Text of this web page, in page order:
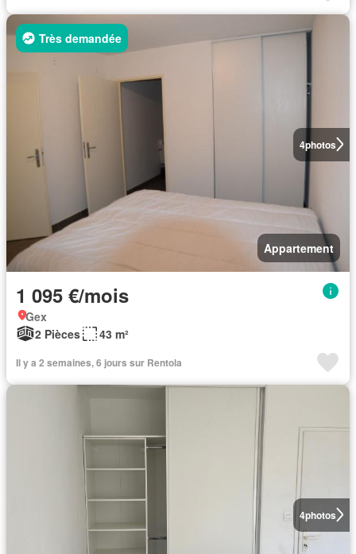
4photos
Très demandée
Appartement
1 095 €/mois
Gex
2 Pièces
43 m²
Il y a 2 semaines, 6 jours sur Rentola
4photos